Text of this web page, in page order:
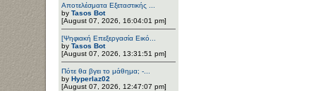
Αποτελέσματα Εξεταστικής ...
by Tasos Bot
[August 07, 2026, 16:04:01 pm]
[Ψηφιακή Επεξεργασία Εικό...
by Tasos Bot
[August 07, 2026, 13:31:51 pm]
Πότε θα βγει το μάθημα; -...
by Hyperlaz02
[August 07, 2026, 12:47:07 pm]